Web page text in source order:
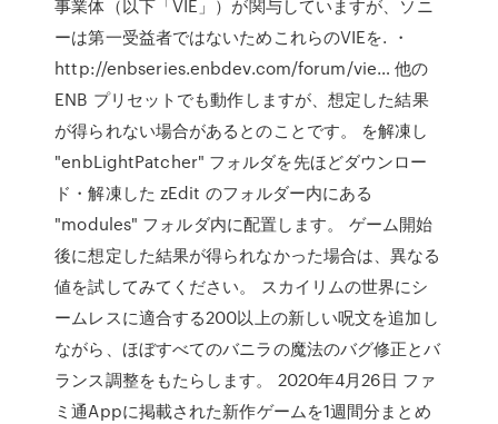
事業体（以下「VIE」）が関与していますが、ソニ
ーは第一受益者ではないためこれらのVIEを. ・
http://enbseries.enbdev.com/forum/vie… 他の
ENB プリセットでも動作しますが、想定した結果
が得られない場合があるとのことです。 を解凍し
"enbLightPatcher" フォルダを先ほどダウンロー
ド・解凍した zEdit のフォルダー内にある
"modules" フォルダ内に配置します。 ゲーム開始
後に想定した結果が得られなかった場合は、異なる
値を試してみてください。 スカイリムの世界にシ
ームレスに適合する200以上の新しい呪文を追加し
ながら、ほぼすべてのバニラの魔法のバグ修正とバ
ランス調整をもたらします。 2020年4月26日 ファ
ミ通Appに掲載された新作ゲームを1週間分まとめ